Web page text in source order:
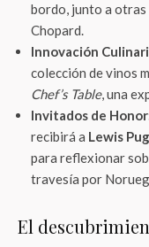
bordo, junto a otras
Chopard.
Innovación
colección de vinos
Chef’s Table, una
Invitados de
recibirá a Lewis
para reflexionar
travesía por
El